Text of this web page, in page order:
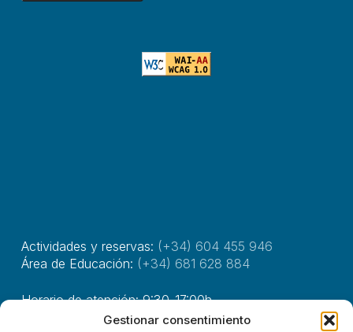
Gestionar consentimiento
Actividades y reservas: (+34) 604 455 946
Área de Educación: (+34) 681 628 884
Horario de atención: 9:30-17:00h.